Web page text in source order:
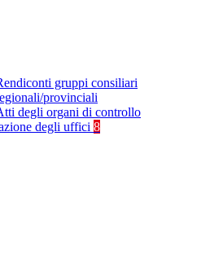
gruppi consiliari
provinciali
degli organi di controllo
degli uffici 8